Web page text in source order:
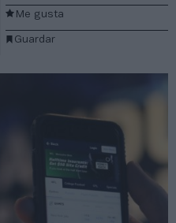
Guardar
Me gusta